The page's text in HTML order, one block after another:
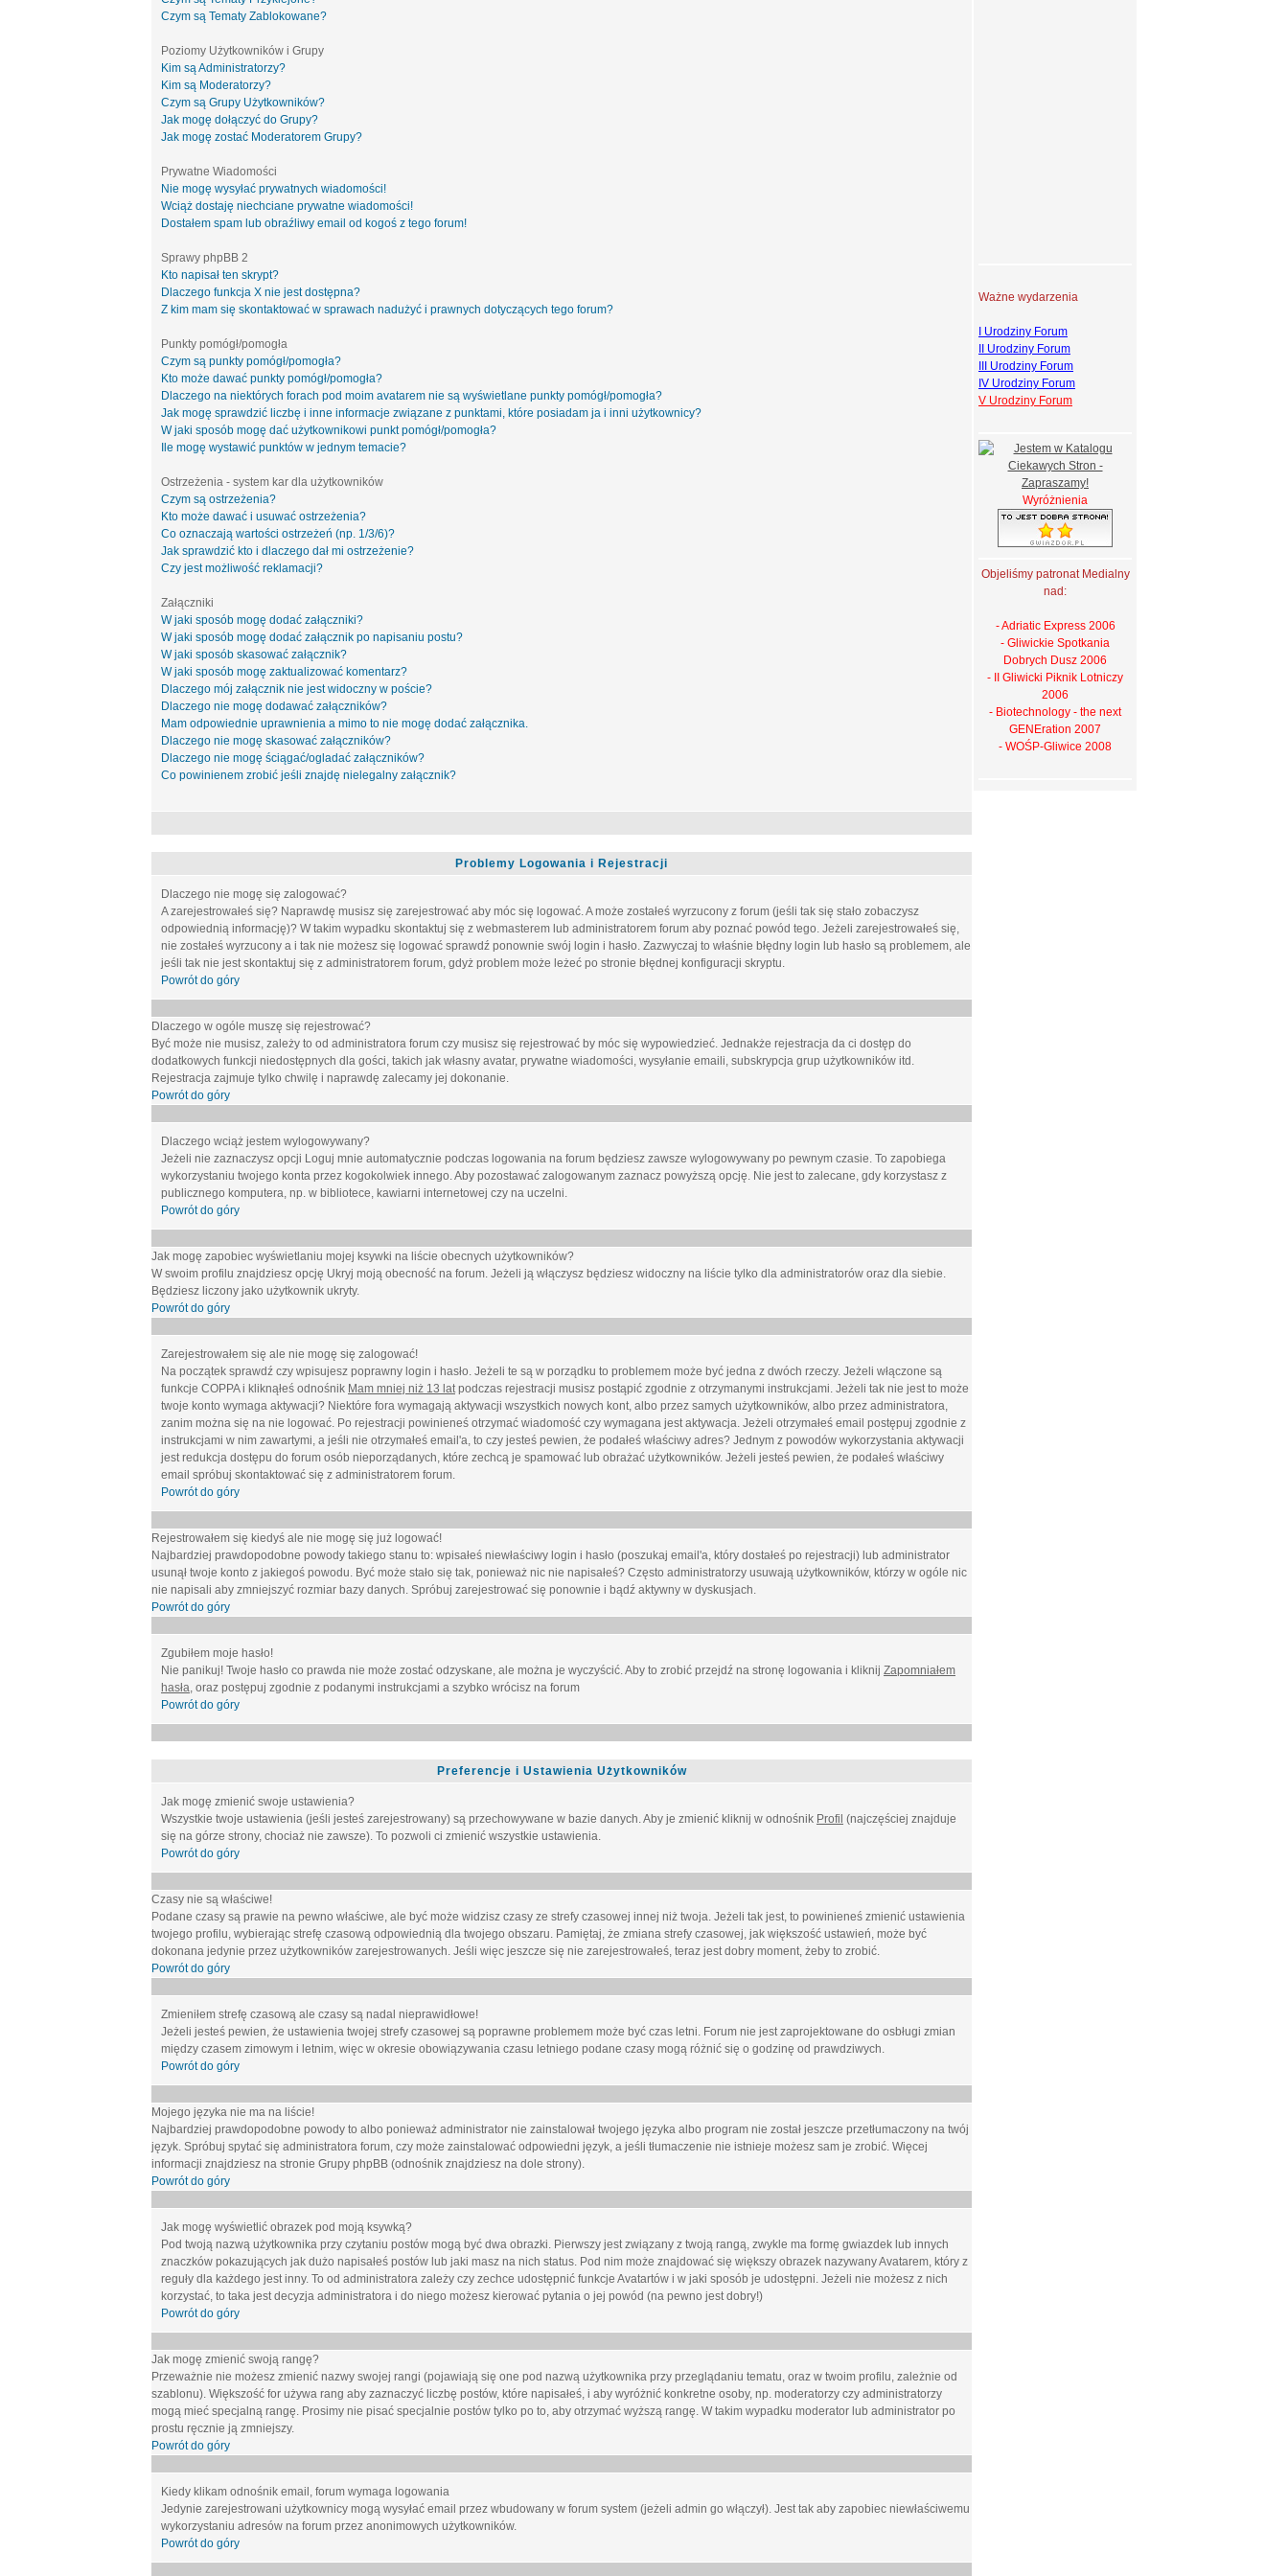
Czym są Tematy Zablokowane?
Poziomy Użytkowników i Grupy
Kim są Administratorzy?
Kim są Moderatorzy?
Czym są Grupy Użytkowników?
Jak mogę dołączyć do Grupy?
Jak mogę zostać Moderatorem Grupy?
Prywatne Wiadomości
Nie mogę wysyłać prywatnych wiadomości!
Wciąż dostaję niechciane prywatne wiadomości!
Dostałem spam lub obraźliwy email od kogoś z tego forum!
Sprawy phpBB 2
Kto napisał ten skrypt?
Dlaczego funkcja X nie jest dostępna?
Z kim mam się skontaktować w sprawach nadużyć i prawnych dotyczących tego forum?
Punkty pomógł/pomogła
Czym są punkty pomógł/pomogła?
Kto może dawać punkty pomógł/pomogła?
Dlaczego na niektórych forach pod moim avatarem nie są wyświetlane punkty pomógł/pomogła?
Jak mogę sprawdzić liczbę i inne informacje związane z punktami, które posiadam ja i inni użytkownicy?
W jaki sposób mogę dać użytkownikowi punkt pomógł/pomogła?
Ile mogę wystawić punktów w jednym temacie?
Ostrzeżenia - system kar dla użytkowników
Czym są ostrzeżenia?
Kto może dawać i usuwać ostrzeżenia?
Co oznaczają wartości ostrzeżeń (np. 1/3/6)?
Jak sprawdzić kto i dlaczego dał mi ostrzeżenie?
Czy jest możliwość reklamacji?
Załączniki
W jaki sposób mogę dodać załączniki?
W jaki sposób mogę dodać załącznik po napisaniu postu?
W jaki sposób skasować załącznik?
W jaki sposób mogę zaktualizować komentarz?
Dlaczego mój załącznik nie jest widoczny w poście?
Dlaczego nie mogę dodawać załączników?
Mam odpowiednie uprawnienia a mimo to nie mogę dodać załącznika.
Dlaczego nie mogę skasować załączników?
Dlaczego nie mogę ściągać/ogladać załączników?
Co powinienem zrobić jeśli znajdę nielegalny załącznik?
Problemy Logowania i Rejestracji
Dlaczego nie mogę się zalogować?
A zarejestrowałeś się? Naprawdę musisz się zarejestrować aby móc się logować. A może zostałeś wyrzucony z forum (jeśli tak się stało zobaczysz
odpowiednią informację)? W takim wypadku skontaktuj się z webmasterem lub administratorem forum aby poznać powód tego. Jeżeli zarejestrowałeś się,
nie zostałeś wyrzucony a i tak nie możesz się logować sprawdź ponownie swój login i hasło. Zazwyczaj to właśnie błędny login lub hasło są problemem, ale
jeśli tak nie jest skontaktuj się z administratorem forum, gdyż problem może leżeć po stronie błędnej konfiguracji skryptu.
Powrót do góry
Dlaczego w ogóle muszę się rejestrować?
Być może nie musisz, zależy to od administratora forum czy musisz się rejestrować by móc się wypowiedzieć. Jednakże rejestracja da ci dostęp do
dodatkowych funkcji niedostępnych dla gości, takich jak własny avatar, prywatne wiadomości, wysyłanie emaili, subskrypcja grup użytkowników itd.
Rejestracja zajmuje tylko chwilę i naprawdę zalecamy jej dokonanie.
Powrót do góry
Dlaczego wciąż jestem wylogowywany?
Jeżeli nie zaznaczysz opcji Loguj mnie automatycznie podczas logowania na forum będziesz zawsze wylogowywany po pewnym czasie. To zapobiega
wykorzystaniu twojego konta przez kogokolwiek innego. Aby pozostawać zalogowanym zaznacz powyższą opcję. Nie jest to zalecane, gdy korzystasz z
publicznego komputera, np. w bibliotece, kawiarni internetowej czy na uczelni.
Powrót do góry
Jak mogę zapobiec wyświetlaniu mojej ksywki na liście obecnych użytkowników?
W swoim profilu znajdziesz opcję Ukryj moją obecność na forum. Jeżeli ją włączysz będziesz widoczny na liście tylko dla administratorów oraz dla siebie.
Będziesz liczony jako użytkownik ukryty.
Powrót do góry
Zarejestrowałem się ale nie mogę się zalogować!
Na początek sprawdź czy wpisujesz poprawny login i hasło. Jeżeli te są w porządku to problemem może być jedna z dwóch rzeczy. Jeżeli włączone są
funkcje COPPA i kliknąłeś odnośnik Mam mniej niż 13 latpodczas rejestracji musisz postąpić zgodnie z otrzymanymi instrukcjami. Jeżeli tak nie jest to może
twoje konto wymaga aktywacji? Niektóre fora wymagają aktywacji wszystkich nowych kont, albo przez samych użytkowników, albo przez administratora,
zanim można się na nie logować. Po rejestracji powinieneś otrzymać wiadomość czy wymagana jest aktywacja. Jeżeli otrzymałeś email postępuj zgodnie z
instrukcjami w nim zawartymi, a jeśli nie otrzymałeś email'a, to czy jesteś pewien, że podałeś właściwy adres? Jednym z powodów wykorzystania aktywacji
jest redukcja dostępu do forum osób nieporządanych, które zechcą je spamować lub obrażać użytkowników. Jeżeli jesteś pewien, że podałeś właściwy
email spróbuj skontaktować się z administratorem forum.
Powrót do góry
Rejestrowałem się kiedyś ale nie mogę się już logować!
Najbardziej prawdopodobne powody takiego stanu to: wpisałeś niewłaściwy login i hasło (poszukaj email'a, który dostałeś po rejestracji) lub administrator
usunął twoje konto z jakiegoś powodu. Być może stało się tak, ponieważ nic nie napisałeś? Często administratorzy usuwają użytkowników, którzy w ogóle nic
nie napisali aby zmniejszyć rozmiar bazy danych. Spróbuj zarejestrować się ponownie i bądź aktywny w dyskusjach.
Powrót do góry
Zgubiłem moje hasło!
Nie panikuj! Twoje hasło co prawda nie może zostać odzyskane, ale można je wyczyścić. Aby to zrobić przejdź na stronę logowania i kliknij Zapomniałem
hasła, oraz postępuj zgodnie z podanymi instrukcjami a szybko wrócisz na forum
Powrót do góry
Preferencje i Ustawienia Użytkowników
Jak mogę zmienić swoje ustawienia?
Wszystkie twoje ustawienia (jeśli jesteś zarejestrowany) są przechowywane w bazie danych. Aby je zmienić kliknij w odnośnik Profil (najczęściej znajduje
się na górze strony, chociaż nie zawsze). To pozwoli ci zmienić wszystkie ustawienia.
Powrót do góry
Czasy nie są właściwe!
Podane czasy są prawie na pewno właściwe, ale być może widzisz czasy ze strefy czasowej innej niż twoja. Jeżeli tak jest, to powinieneś zmienić ustawienia
twojego profilu, wybierając strefę czasową odpowiednią dla twojego obszaru. Pamiętaj, że zmiana strefy czasowej, jak większość ustawień, może być
dokonana jedynie przez użytkowników zarejestrowanych. Jeśli więc jeszcze się nie zarejestrowałeś, teraz jest dobry moment, żeby to zrobić.
Powrót do góry
Zmieniłem strefę czasową ale czasy są nadal nieprawidłowe!
Jeżeli jesteś pewien, że ustawienia twojej strefy czasowej są poprawne problemem może być czas letni. Forum nie jest zaprojektowane do osbługi zmian
między czasem zimowym i letnim, więc w okresie obowiązywania czasu letniego podane czasy mogą różnić się o godzinę od prawdziwych.
Powrót do góry
Mojego języka nie ma na liście!
Najbardziej prawdopodobne powody to albo ponieważ administrator nie zainstalował twojego języka albo program nie został jeszcze przetłumaczony na twój
język. Spróbuj spytać się administratora forum, czy może zainstalować odpowiedni język, a jeśli tłumaczenie nie istnieje możesz sam je zrobić. Więcej
informacji znajdziesz na stronie Grupy phpBB (odnośnik znajdziesz na dole strony).
Powrót do góry
Jak mogę wyświetlić obrazek pod moją ksywką?
Pod twoją nazwą użytkownika przy czytaniu postów mogą być dwa obrazki. Pierwszy jest związany z twoją rangą, zwykle ma formę gwiazdek lub innych
znaczków pokazujących jak dużo napisałeś postów lub jaki masz na nich status. Pod nim może znajdować się większy obrazek nazywany Avatarem, który z
reguły dla każdego jest inny. To od administratora zależy czy zechce udostępnić funkcje Avatartów i w jaki sposób je udostępni. Jeżeli nie możesz z nich
korzystać, to taka jest decyzja administratora i do niego możesz kierować pytania o jej powód (na pewno jest dobry!)
Powrót do góry
Jak mogę zmienić swoją rangę?
Przeważnie nie możesz zmienić nazwy swojej rangi (pojawiają się one pod nazwą użytkownika przy przeglądaniu tematu, oraz w twoim profilu, zależnie od
szablonu). Większość for używa rang aby zaznaczyć liczbę postów, które napisałeś, i aby wyróżnić konkretne osoby, np. moderatorzy czy administratorzy
mogą mieć specjalną rangę. Prosimy nie pisać specjalnie postów tylko po to, aby otrzymać wyższą rangę. W takim wypadku moderator lub administrator po
prostu ręcznie ją zmniejszy.
Powrót do góry
Kiedy klikam odnośnik email, forum wymaga logowania
Jedynie zarejestrowani użytkownicy mogą wysyłać email przez wbudowany w forum system (jeżeli admin go włączył). Jest tak aby zapobiec niewłaściwemu
wykorzystaniu adresów na forum przez anonimowych użytkowników.
Powrót do góry
Ważne wydarzenia
I Urodziny Forum
II Urodziny Forum
III Urodziny Forum
IV Urodziny Forum
V Urodziny Forum
Wyróżnienia
Objeliśmy patronat Medialny
nad:
- Adriatic Express 2006
- Gliwickie Spotkania
Dobrych Dusz 2006
- II Gliwicki Piknik Lotniczy
2006
- Biotechnology - the next
GENEration 2007
- WOŚP-Gliwice 2008